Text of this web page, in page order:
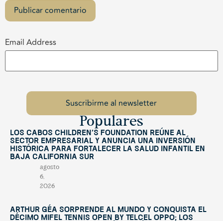
Email Address
Populares
Los Cabos Children’s Foundation reúne al
sector empresarial y anuncia una inversión
histórica para fortalecer la salud infantil en
Baja California Sur
agosto
6,
2026
Arthur Géa sorprende al mundo y conquista el
décimo Mifel Tennis Open by Telcel OPPO; Los